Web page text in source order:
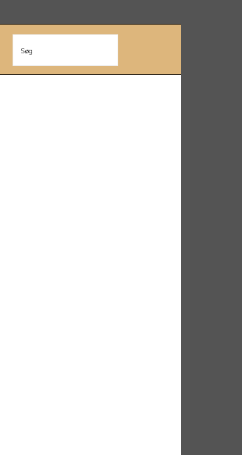
Søg